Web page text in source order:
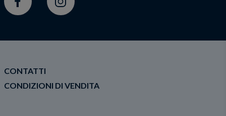
Facebook Instagram
CONTATTI
CONDIZIONI DI VENDITA